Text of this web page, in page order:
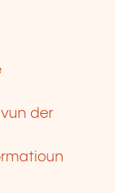
der